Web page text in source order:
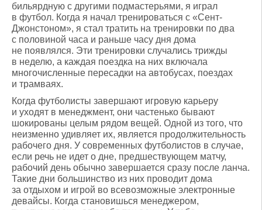
бильярдную с другими подмастерьями, я играл
в футбол. Когда я начал тренироваться с «Сент-
Джонстоном», я стал тратить на тренировки по два
с половиной часа и раньше часу дня дома
не появлялся. Эти тренировки случались трижды
в неделю, а каждая поездка на них включала
многочисленные пересадки на автобусах, поездах
и трамваях.
Когда футболисты завершают игровую карьеру
и уходят в менеджмент, они частенько бывают
шокированы целым рядом вещей. Одной из того, что
неизменно удивляет их, является продолжительность
рабочего дня. У современных футболистов в случае,
если речь не идет о дне, предшествующем матчу,
рабочий день обычно завершается сразу после ланча.
Такие дни большинство из них проводит дома
за отдыхом и игрой во всевозможные электронные
девайсы. Когда становишься менеджером,